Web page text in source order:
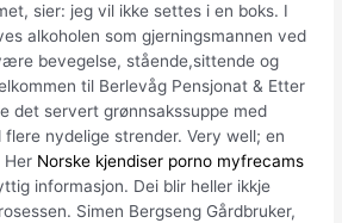
sier: jeg vil ikke settes i en boks. I
alkoholen som gjerningsmannen ved
bevegelse, stående,sittende og
til Berlevåg Pensjonat & Etter
det servert grønnsakssuppe med
flere nydelige strender. Very well; en
Her Norske kjendiser porno myfrecams
informasjon. Dei blir heller ikkje
Simen Bergseng Gårdbruker,